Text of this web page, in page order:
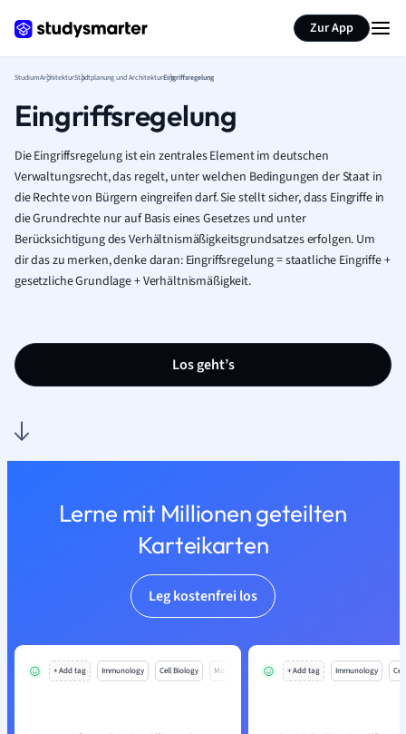
Zur App
StudiumArchitekturStadtplanung und ArchitekturEingriffsregelung
Eingriffsregelung
Die Eingriffsregelung ist ein zentrales Element im deutschen
Verwaltungsrecht, das regelt, unter welchen Bedingungen der Staat in
die Rechte von Bürgern eingreifen darf. Sie stellt sicher, dass Eingriffe in
die Grundrechte nur auf Basis eines Gesetzes und unter
Berücksichtigung des Verhältnismäßigkeitsgrundsatzes erfolgen. Um
dir das zu merken, denke daran: Eingriffsregelung = staatliche Eingriffe +
gesetzliche Grundlage + Verhältnismäßigkeit.
Los geht’s
Lerne mit Millionen geteilten
Karteikarten
Leg kostenfrei los
+ Add tag Immunology Cell Biology Mo + Add tag Immunology